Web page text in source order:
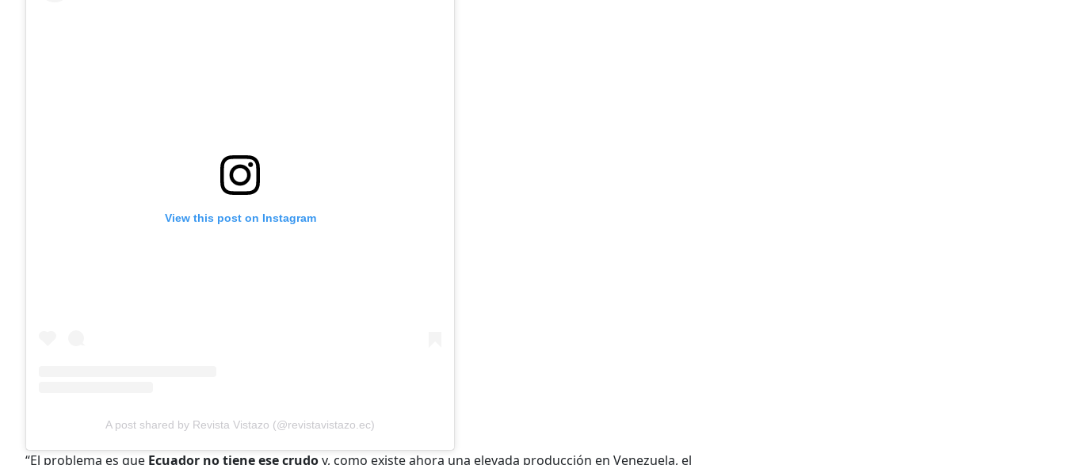
View this post on Instagram
A post shared by Revista Vistazo (@revistavistazo.ec)
“El problema es que Ecuador no tiene ese crudoy, como existe ahora una elevada producción en Venezuela, el